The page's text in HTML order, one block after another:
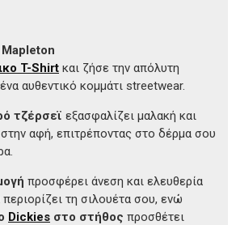
Mapleton
T-Shirt και ζήσε την απόλυτη
αυθεντικό κομμάτι streetwear.
τζέρσεϊ εξασφαλίζει μαλακή και
αφή, επιτρέποντας στο δέρμα σου
προσφέρει άνεση και ελευθερία
τη σιλουέτα σου, ενώ
Dickies στο στήθος προσθέτει